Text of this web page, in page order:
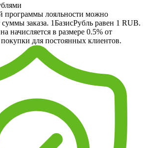
программы лояльности можно
заказа. 1БазисРубль равен 1 RUB.
начисляется в размере 0.5% от
для постоянных клиентов.